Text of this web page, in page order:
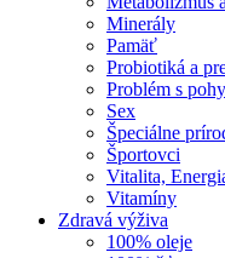
Minerály
Pamäť
Probiotiká a
Problém s
Sex
Špeciálne
Športovci
Vitalita,
Vitamíny
Zdravá výživa
100% oleje